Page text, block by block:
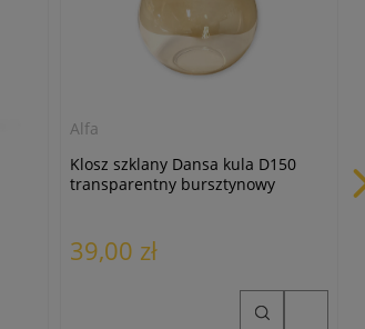
Alfa
Klosz szklany Dansa kula D150
transparentny bursztynowy
39,00 zł